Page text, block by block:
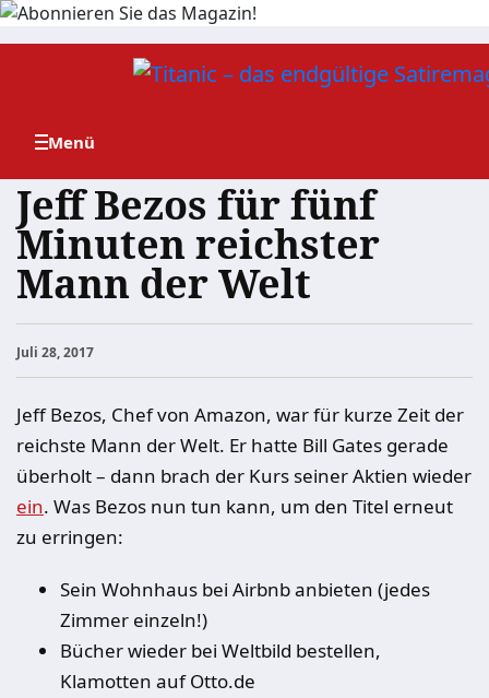
Zum
Jeff Bezos für fünf
Minuten reichster
Mann der Welt
Juli 28, 2017
Jeff Bezos, Chef von Amazon, war für kurze Zeit der
reichste Mann der Welt. Er hatte Bill Gates gerade
überholt – dann brach der Kurs seiner Aktien wieder
ein. Was Bezos nun tun kann, um den Titel erneut
zu erringen:
Sein Wohnhaus bei Airbnb anbieten (jedes
Zimmer einzeln!)
Bücher wieder bei Weltbild bestellen,
Klamotten auf Otto.de